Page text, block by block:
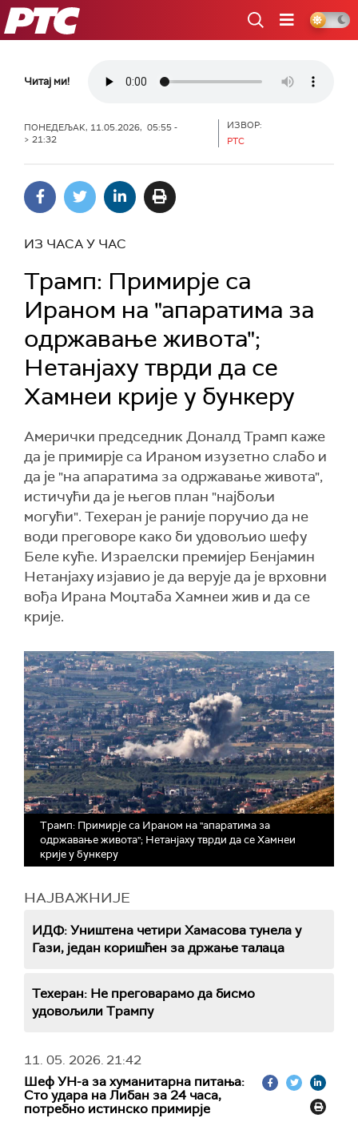
РТС
Читај ми!
ПОНЕДЕЉАК, 11.05.2026, 05:55 -
> 21:32
ИЗВОР:
РТС
ИЗ ЧАСА У ЧАС
Трамп: Примирје са
Ираном на "апаратима за
одржавање живота";
Нетанјаху тврди да се
Хамнеи крије у бункеру
Амерички председник Доналд Трамп каже
да је примирје са Ираном изузетно слабо и
да је "на апаратима за одржавање живота",
истичући да је његов план "најбољи
могући". Техеран је раније поручио да не
води преговоре како би удовољио шефу
Беле куће. Израелски премијер Бенјамин
Нетанјаху изјавио је да верује да је врховни
вођа Ирана Моџтаба Хамнеи жив и да се
крије.
Трамп: Примирје са Ираном на "апаратима за
одржавање живота"; Нетанјаху тврди да се Хамнеи
крије у бункеру
НАЈВАЖНИЈЕ
ИДФ: Уништена четири Хамасова тунела у
Гази, један коришћен за држање талаца
Техеран: Не преговарамо да бисмо
удовољили Трампу
11. 05. 2026.21:42
Шеф УН-a за хуманитарна питања:
Сто удара на Либан за 24 часа,
потребно истинско примирје